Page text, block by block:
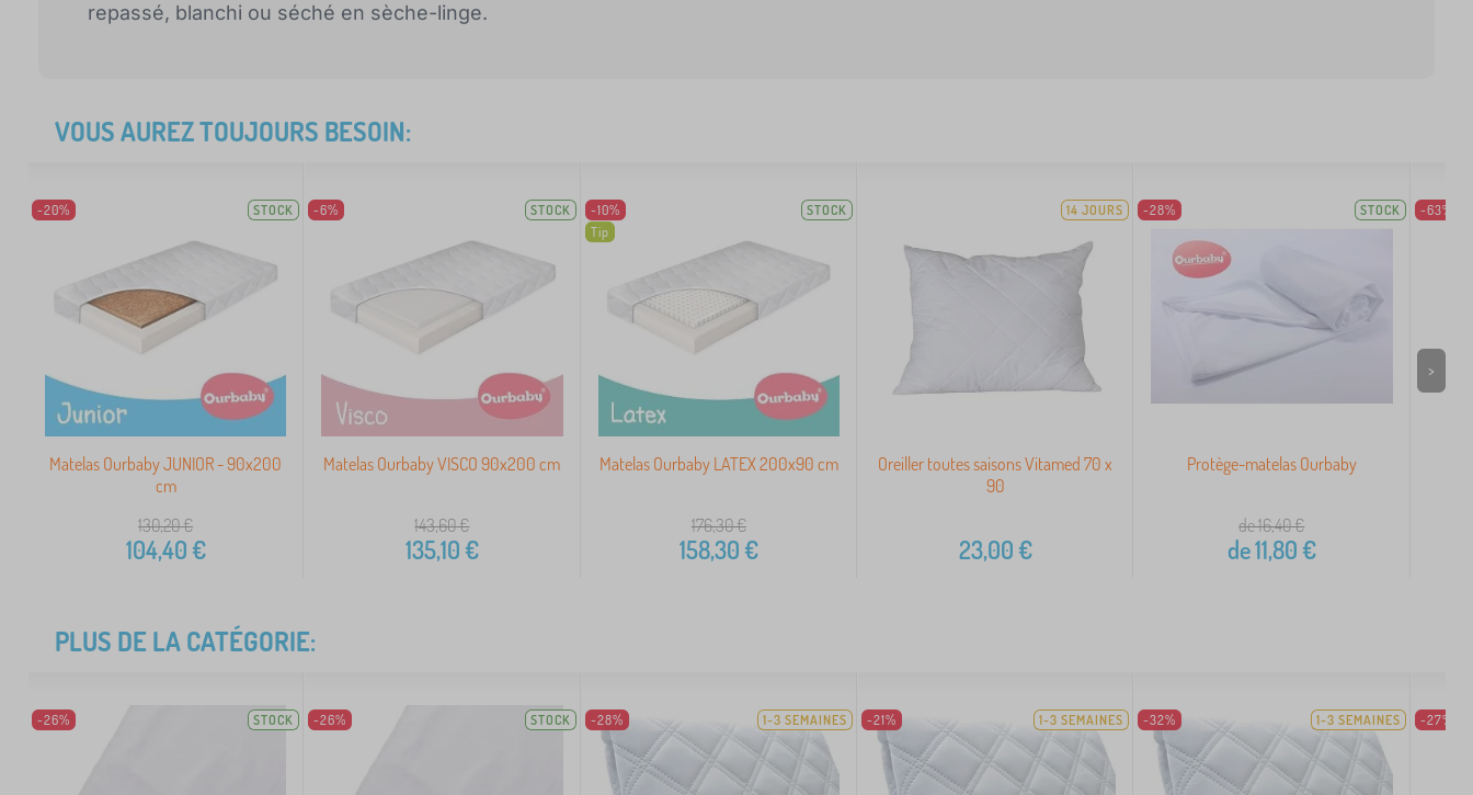
repassé, blanchi ou séché en sèche-linge.
VOUS AUREZ TOUJOURS BESOIN:
-20% STOCK
Matelas Ourbaby JUNIOR - 90x200
cm
130,20€
104,40€
-6% STOCK
Matelas Ourbaby VISCO 90x200 cm
143,60€
135,10€
-10%
Tip
STOCK
Matelas Ourbaby LATEX 200x90 cm
176,30€
158,30€
14 JOURS
Oreiller toutes saisons Vitamed 70 x
90
23,00€
-28% STOCK
Protège-matelas Ourbaby
de 16,40€
de11,80€
-63%
>
PLUS DE LA CATÉGORIE:
-26% STOCK -26% STOCK -28% 1-3 SEMAINES -21% 1-3 SEMAINES -32% 1-3 SEMAINES -27%